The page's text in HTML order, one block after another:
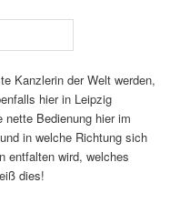
Kanzlerin der Welt werden,
hier in Leipzig
Bedienung hier im
in welche Richtung sich
entfalten wird, welches
dies!